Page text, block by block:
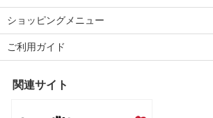
ショッピングメニュー
ご利用ガイド
関連サイト